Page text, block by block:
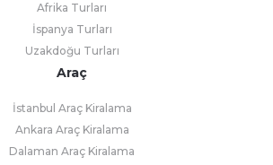
Afrika Turları
İspanya Turları
Uzakdoğu Turları
Araç
İstanbul Araç Kiralama
Ankara Araç Kiralama
Dalaman Araç Kiralama